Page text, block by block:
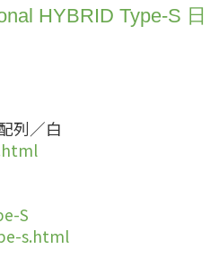
HYBRID Type-S 日
列／白
S
s.html